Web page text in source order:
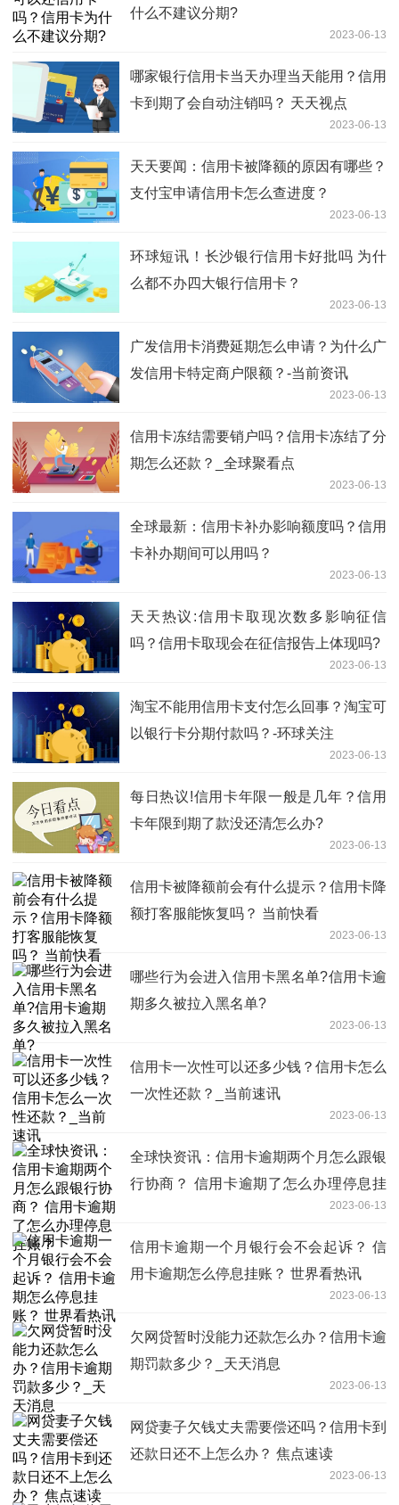
什么不建议分期?
2023-06-13
哪家银行信用卡当天办理当天能用？信用
卡到期了会自动注销吗？ 天天视点
2023-06-13
天天要闻：信用卡被降额的原因有哪些？
支付宝申请信用卡怎么查进度？
2023-06-13
环球短讯！长沙银行信用卡好批吗 为什
么都不办四大银行信用卡？
2023-06-13
广发信用卡消费延期怎么申请？为什么广
发信用卡特定商户限额？-当前资讯
2023-06-13
信用卡冻结需要销户吗？信用卡冻结了分
期怎么还款？_全球聚看点
2023-06-13
全球最新：信用卡补办影响额度吗？信用
卡补办期间可以用吗？
2023-06-13
天天热议:信用卡取现次数多影响征信
吗？信用卡取现会在征信报告上体现吗?
2023-06-13
淘宝不能用信用卡支付怎么回事？淘宝可
以银行卡分期付款吗？-环球关注
2023-06-13
每日热议!信用卡年限一般是几年？信用
卡年限到期了款没还清怎么办?
2023-06-13
信用卡被降额前会有什么提示？信用卡降
额打客服能恢复吗？ 当前快看
2023-06-13
哪些行为会进入信用卡黑名单?信用卡逾
期多久被拉入黑名单?
2023-06-13
信用卡一次性可以还多少钱？信用卡怎么
一次性还款？_当前速讯
2023-06-13
全球快资讯：信用卡逾期两个月怎么跟银
行协商？ 信用卡逾期了怎么办理停息挂
2023-06-13
信用卡逾期一个月银行会不会起诉？ 信
用卡逾期怎么停息挂账？ 世界看热讯
2023-06-13
欠网贷暂时没能力还款怎么办？信用卡逾
期罚款多少？_天天消息
2023-06-13
网贷妻子欠钱丈夫需要偿还吗？信用卡到
还款日还不上怎么办？ 焦点速读
2023-06-13